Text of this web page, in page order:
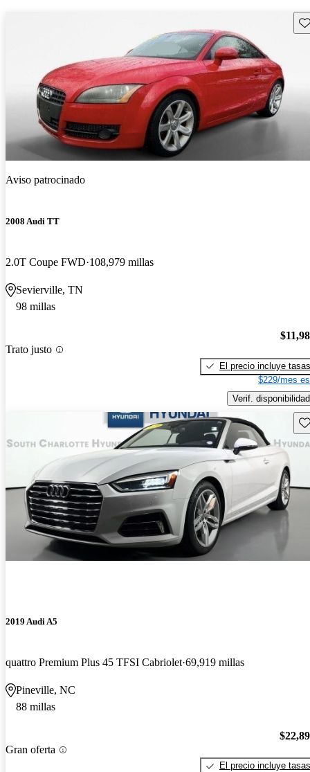
Aviso patrocinado
2008 Audi TT
2.0T Coupe FWD 108,979 millas
Sevierville, TN
98 millas
Trato justo
El precio incluye tasas
$229/mes
Verif. disponibilidad
2019 Audi A5
quattro Premium Plus 45 TFSI Cabriolet 69,919 millas
Pineville, NC
88 millas
Gran oferta
El precio incluye tasas